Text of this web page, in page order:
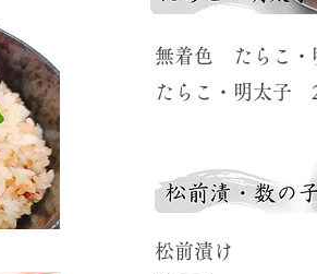
無着色 たらこ
たらこ・明太子
​松前漬け